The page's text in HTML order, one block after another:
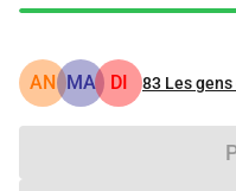
AN MA DI 83 Les